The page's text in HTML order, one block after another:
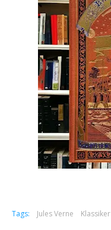
Tags: Jules Verne Klassiker